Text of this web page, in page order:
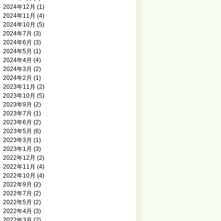
2024年12月 (1)
2024年11月 (4)
2024年10月 (5)
2024年7月 (3)
2024年6月 (3)
2024年5月 (1)
2024年4月 (4)
2024年3月 (2)
2024年2月 (1)
2023年11月 (2)
2023年10月 (5)
2023年9月 (2)
2023年7月 (1)
2023年6月 (2)
2023年5月 (6)
2023年3月 (1)
2023年1月 (3)
2022年12月 (2)
2022年11月 (4)
2022年10月 (4)
2022年9月 (2)
2022年7月 (2)
2022年5月 (2)
2022年4月 (3)